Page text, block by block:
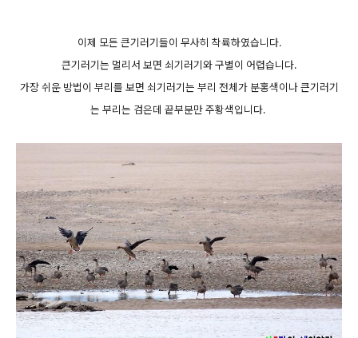
이제 모든 큰기러기들이 무사히 착륙하였습니다.
큰기러기는 멀리서 보면 쇠기러기와 구별이 어렵습니다.
가장 쉬운 방법이 부리를 보면 쇠기러기는 부리 전체가 분홍색이나 큰기러기
는 부리는 검은데 끝부분만 주황색입니다.